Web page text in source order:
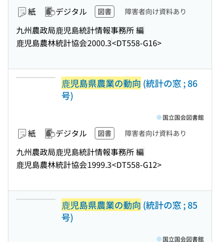
紙 デジタル 図書 障害者向け資料あり
九州農政局鹿児島統計情報事務所 編
鹿児島農林統計協会2000.3<DT558-G16>
鹿児島県農業の動向 (統計の窓 ; 86
号)
紙 デジタル 図書 障害者向け資料あり
九州農政局鹿児島統計情報事務所 編
鹿児島農林統計協会1999.3<DT558-G12>
国立国会図書館
鹿児島県農業の動向 (統計の窓 ; 85
号)
国立国会図書館